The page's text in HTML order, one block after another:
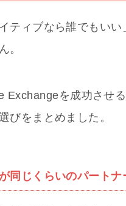
イティブなら誰でもい
。
Exchangeを成功させ
びをまとめました。
同じくらいのパートナ